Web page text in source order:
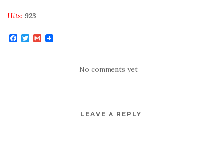
Hits: 923
F
T
G
No comments yet
LEAVE A REPLY